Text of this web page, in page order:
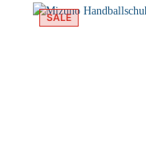
SALE